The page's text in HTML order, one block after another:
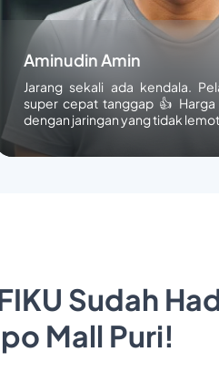
Aminudin Amin
Jarang sekali ada kendala.
super cepat tanggap 👍 Harga
dengan jaringan yang tidak lemot
Sudah
Mall Puri!